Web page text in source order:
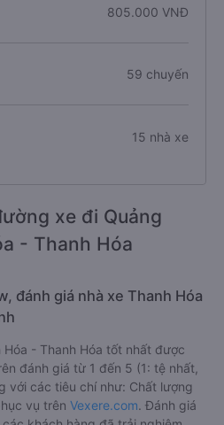
805.000 VNĐ
59 chuyến
15 nhà xe
xe đi Quảng
- Thanh Hóa
đánh giá nhà xe Thanh Hóa
- Thanh Hóa tốt nhất được
đánh giá từ 1 đến 5 (1: tệ nhất,
với các tiêu chí như: Chất lượng
vụ trên Vexere.com. Đánh giá